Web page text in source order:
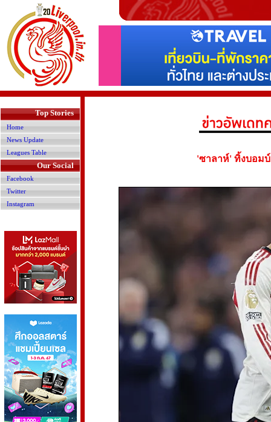
Top Stories
Home
News Update
Leagues Table
Our Social
Facebook
Twitter
Instagram
'ซาลาห์' ทิ้งบอมบ์